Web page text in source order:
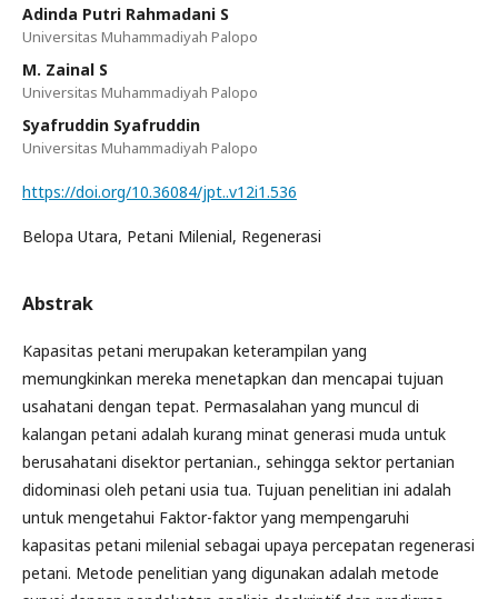
Adinda Putri Rahmadani S
Universitas Muhammadiyah Palopo
M. Zainal S
Universitas Muhammadiyah Palopo
Syafruddin Syafruddin
Universitas Muhammadiyah Palopo
https://doi.org/10.36084/jpt..v12i1.536
Belopa Utara, Petani Milenial, Regenerasi
Abstrak
Kapasitas petani merupakan keterampilan yang
memungkinkan mereka menetapkan dan mencapai tujuan
usahatani dengan tepat. Permasalahan yang muncul di
kalangan petani adalah kurang minat generasi muda untuk
berusahatani disektor pertanian., sehingga sektor pertanian
didominasi oleh petani usia tua. Tujuan penelitian ini adalah
untuk mengetahui Faktor-faktor yang mempengaruhi
kapasitas petani milenial sebagai upaya percepatan regenerasi
petani. Metode penelitian yang digunakan adalah metode